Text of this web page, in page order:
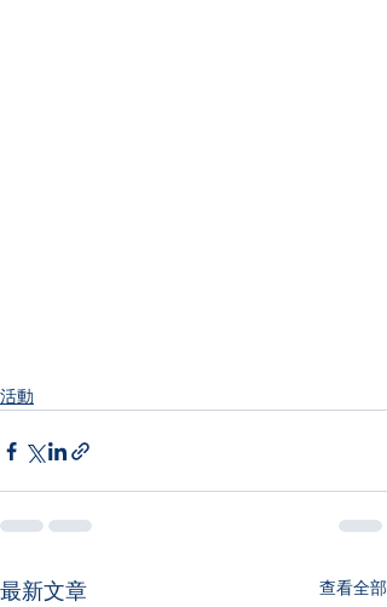
活動
最新文章 查看全部